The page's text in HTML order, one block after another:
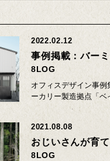
2022.02.12
事例掲載：バー
8LOG
オフィスデザイン事
ーカリー製造拠点「
2021.08.08
おじいさんが育
8LOG